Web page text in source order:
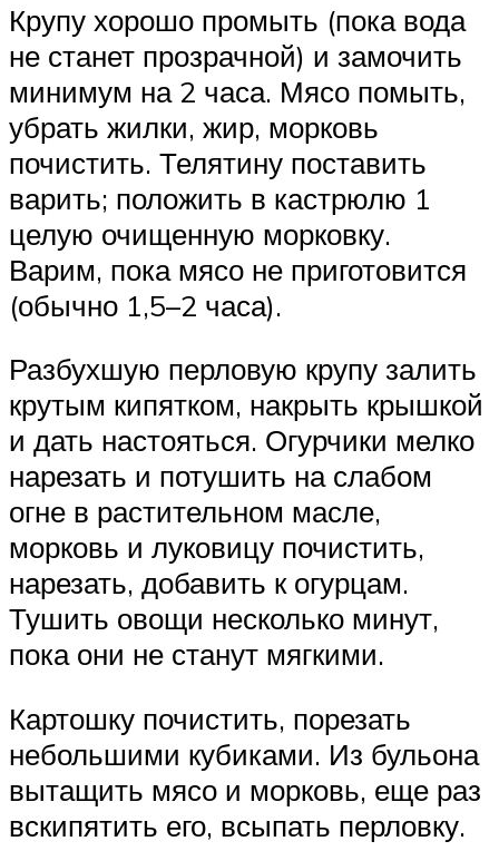
Крупу хорошо промыть (пока вода
не станет прозрачной) и замочить
минимум на 2 часа. Мясо помыть,
убрать жилки, жир, морковь
почистить. Телятину поставить
варить; положить в кастрюлю 1
целую очищенную морковку.
Варим, пока мясо не приготовится
(обычно 1,5–2 часа).
Разбухшую перловую крупу залить
крутым кипятком, накрыть крышкой
и дать настояться. Огурчики мелко
нарезать и потушить на слабом
огне в растительном масле,
морковь и луковицу почистить,
нарезать, добавить к огурцам.
Тушить овощи несколько минут,
пока они не станут мягкими.
Картошку почистить, порезать
небольшими кубиками. Из бульона
вытащить мясо и морковь, еще раз
вскипятить его, всыпать перловку.